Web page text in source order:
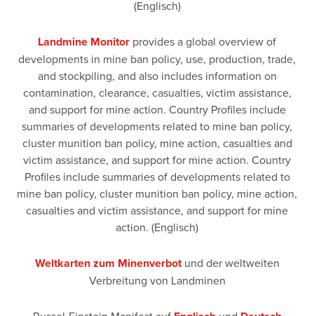
(Englisch)
Landmine Monitor provides a global overview of
developments in mine ban policy, use, production, trade,
and stockpiling, and also includes information on
contamination, clearance, casualties, victim assistance,
and support for mine action. Country Profiles include
summaries of developments related to mine ban policy,
cluster munition ban policy, mine action, casualties and
victim assistance, and support for mine action. Country
Profiles include summaries of developments related to
mine ban policy, cluster munition ban policy, mine action,
casualties and victim assistance, and support for mine
action. (Englisch)
Weltkarten zum Minenverbotund der weltweiten
Verbreitung von Landminen